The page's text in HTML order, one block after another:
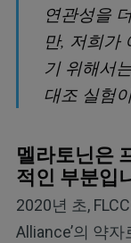
연관성을
만, 저희가
기 위해서
대조 실험
멜라토닌은
적인 부분입
2020년 초,
Alliance’의 약